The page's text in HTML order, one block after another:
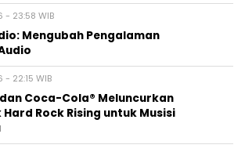
- 23:58 WIB
Mengubah Pengalaman
22:15 WIB
Coca-Cola® Meluncurkan
Rock Rising untuk Musisi